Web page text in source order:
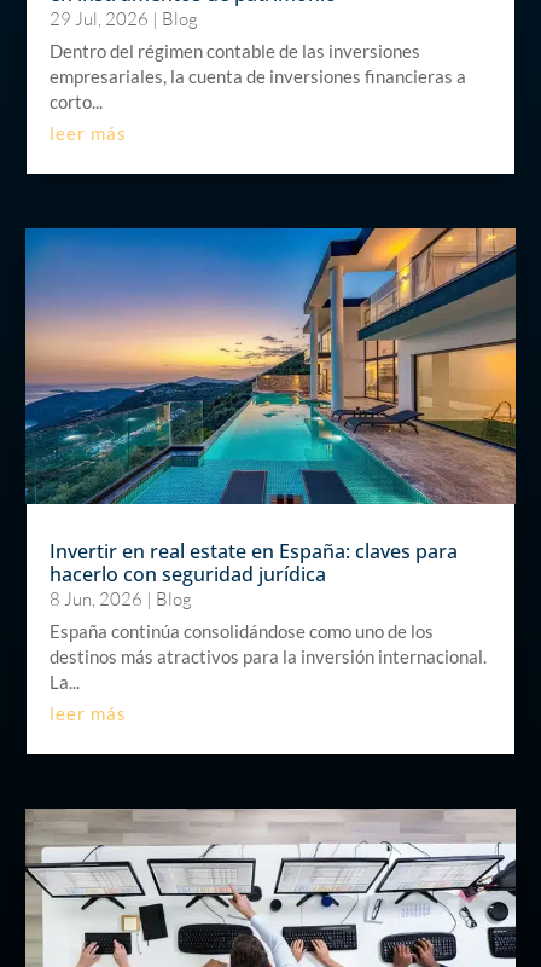
29 Jul, 2026 | Blog
Dentro del régimen contable de las inversiones
empresariales, la cuenta de inversiones financieras a
corto...
leer más
Invertir en real estate en España: claves para
hacerlo con seguridad jurídica
8 Jun, 2026 | Blog
España continúa consolidándose como uno de los
destinos más atractivos para la inversión internacional.
La...
leer más